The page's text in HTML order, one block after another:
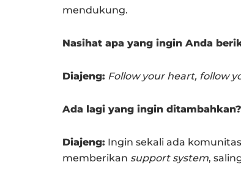
mendukung.
Nasihat apa yang ingin Anda
Diajeng: Follow your heart, follow
Ada lagi yang ingin ditambahkan?
Diajeng: Ingin sekali ada
memberikan support system,